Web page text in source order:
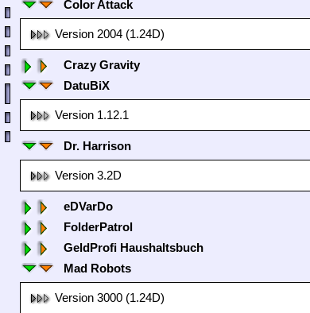
Color Attack
Version 2004 (1.24D)
Crazy Gravity
DatuBiX
Version 1.12.1
Dr. Harrison
Version 3.2D
eDVarDo
FolderPatrol
GeldProfi Haushaltsbuch
Mad Robots
Version 3000 (1.24D)